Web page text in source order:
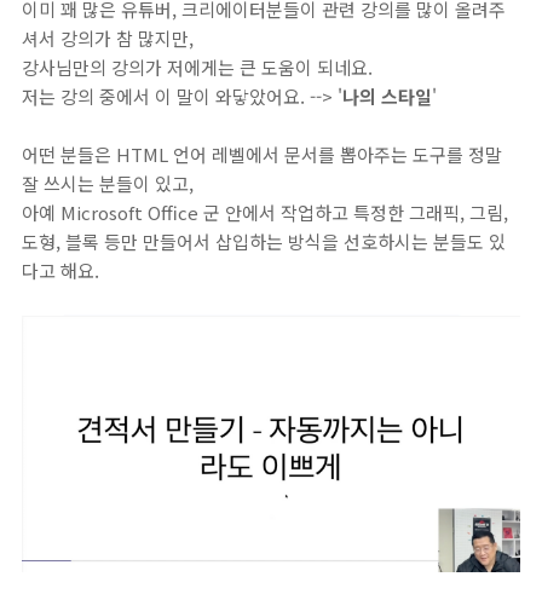
이미 꽤 많은 유튜버, 크리에이터분들이 관련 강의를 많이 올려주
셔서 강의가 참 많지만,
강사님만의 강의가 저에게는 큰 도움이 되네요.
저는 강의 중에서 이 말이 와닿았어요. --> '나의 스타일'
어떤 분들은 HTML 언어 레벨에서 문서를 뽑아주는 도구를 정말
잘 쓰시는 분들이 있고,
아예 Microsoft Office 군 안에서 작업하고 특정한 그래픽, 그림,
도형, 블록 등만 만들어서 삽입하는 방식을 선호하시는 분들도 있
다고 해요.